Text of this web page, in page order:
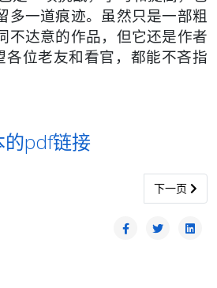
多一道痕迹。虽然只是一部粗
不达意的作品，但它还是作者
各位老友和看官，都能不吝指
的pdf链接
和平谈判（友谊丛书之六） 下一篇文章:
下一页